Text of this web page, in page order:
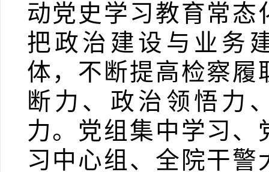
动党史学习教育常态
把政治建设与业务
体，不断提高检察履
断力、政治领悟力
力。 党组集中学习、
习中心组、全院干警